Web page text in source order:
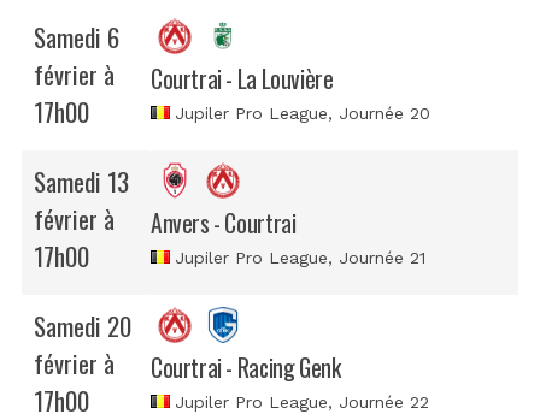
Samedi 6
février à
17h00
Courtrai - La Louvière
Jupiler Pro League, Journée 20
Samedi 13
février à
17h00
Anvers - Courtrai
Jupiler Pro League, Journée 21
Samedi 20
février à
17h00
Courtrai - Racing Genk
Jupiler Pro League, Journée 22